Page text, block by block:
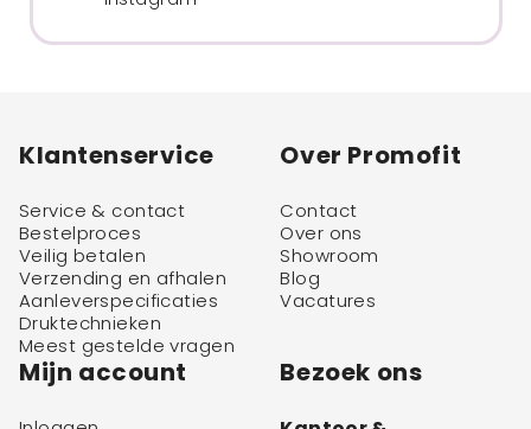
Klantenservice
Service & contact
Bestelproces
Veilig betalen
Verzending en afhalen
Aanleverspecificaties
Druktechnieken
Meest gestelde vragen
Over Promofit
Contact
Over ons
Showroom
Blog
Vacatures
Mijn account Bezoek ons